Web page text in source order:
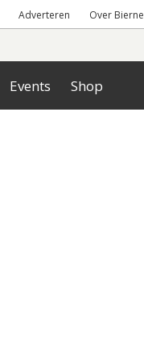
Adverteren Over
Events Shop